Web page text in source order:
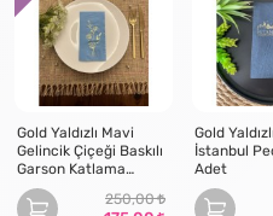
Gold Yaldızlı Mavi
Gelincik Çiçeği Baskılı
Garson Katlama
Peçete 16 Adet
250,00
Gold
İstanbul
Adet